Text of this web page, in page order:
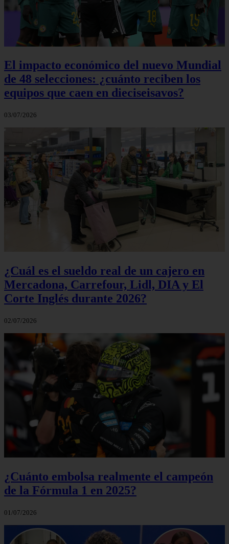
El impacto económico del nuevo Mundial
de 48 selecciones: ¿cuánto reciben los
equipos que caen en dieciseisavos?
03/07/2026
¿Cuál es el sueldo real de un cajero en
Mercadona, Carrefour, Lidl, DIA y El
Corte Inglés durante 2026?
02/07/2026
¿Cuánto embolsa realmente el campeón
de la Fórmula 1 en 2025?
01/07/2026